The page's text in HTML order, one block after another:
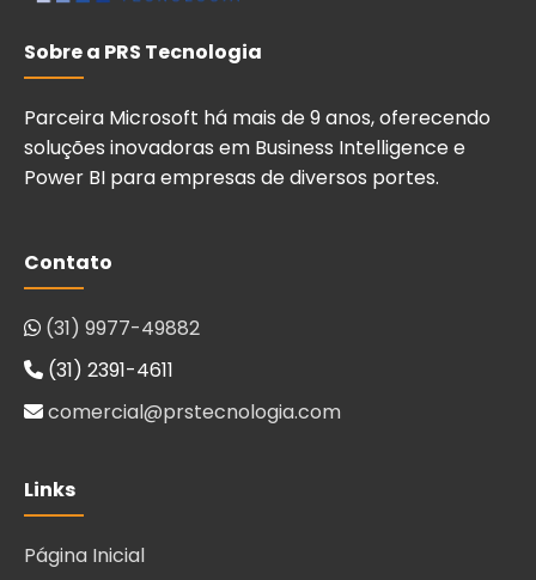
Sobre a PRS Tecnologia
Parceira Microsoft há mais de 9 anos, oferecendo
soluções inovadoras em Business Intelligence e
Power BI para empresas de diversos portes.
Contato
(31) 9977-49882
(31) 2391-4611
comercial@prstecnologia.com
Links
Página Inicial